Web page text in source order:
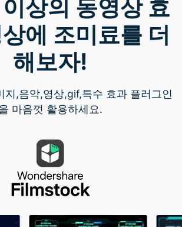
상의 동영상 효
에 조미료를 더
해보자!
지,음악,영상,gif,특수 효과 플러그인
마음껏 활용하세요.